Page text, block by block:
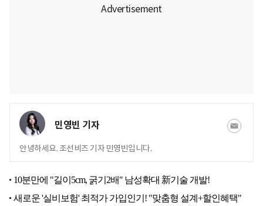
민영빈 기자
안녕하세요. 조선비즈 기자 민영빈입니다.